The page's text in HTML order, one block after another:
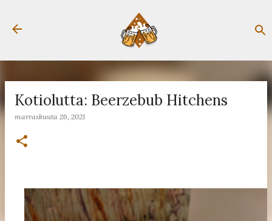
Siirry pääsisältöön
Kotiolutta: Beerzebub Hitchens
marraskuuta 26, 2021